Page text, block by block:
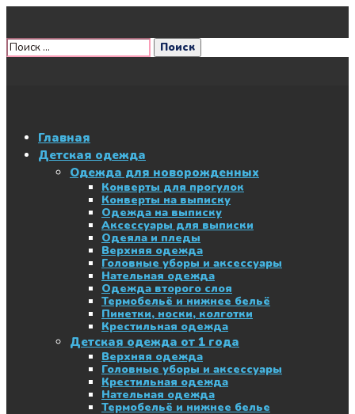
Главная
Детская одежда
Одежда для новорожденных
Конверты для прогулок
Конверты на выписку
Одежда на выписку
Аксессуары для выписки
Одеяла и пледы
Верхняя одежда
Головные уборы и аксессуары
Нательная одежда
Одежда второго слоя
Термобельё и нижнее бельё
Пинетки, носки, колготки
Крестильная одежда
Детская одежда от 1 года
Верхняя одежда
Головные уборы и аксессуары
Крестильная одежда
Нательная одежда
Термобельё и нижнее белье